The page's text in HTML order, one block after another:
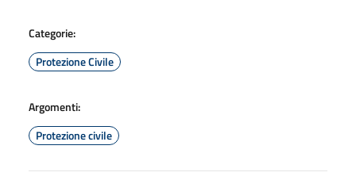
Categorie:
Protezione Civile
Argomenti:
Protezione civile